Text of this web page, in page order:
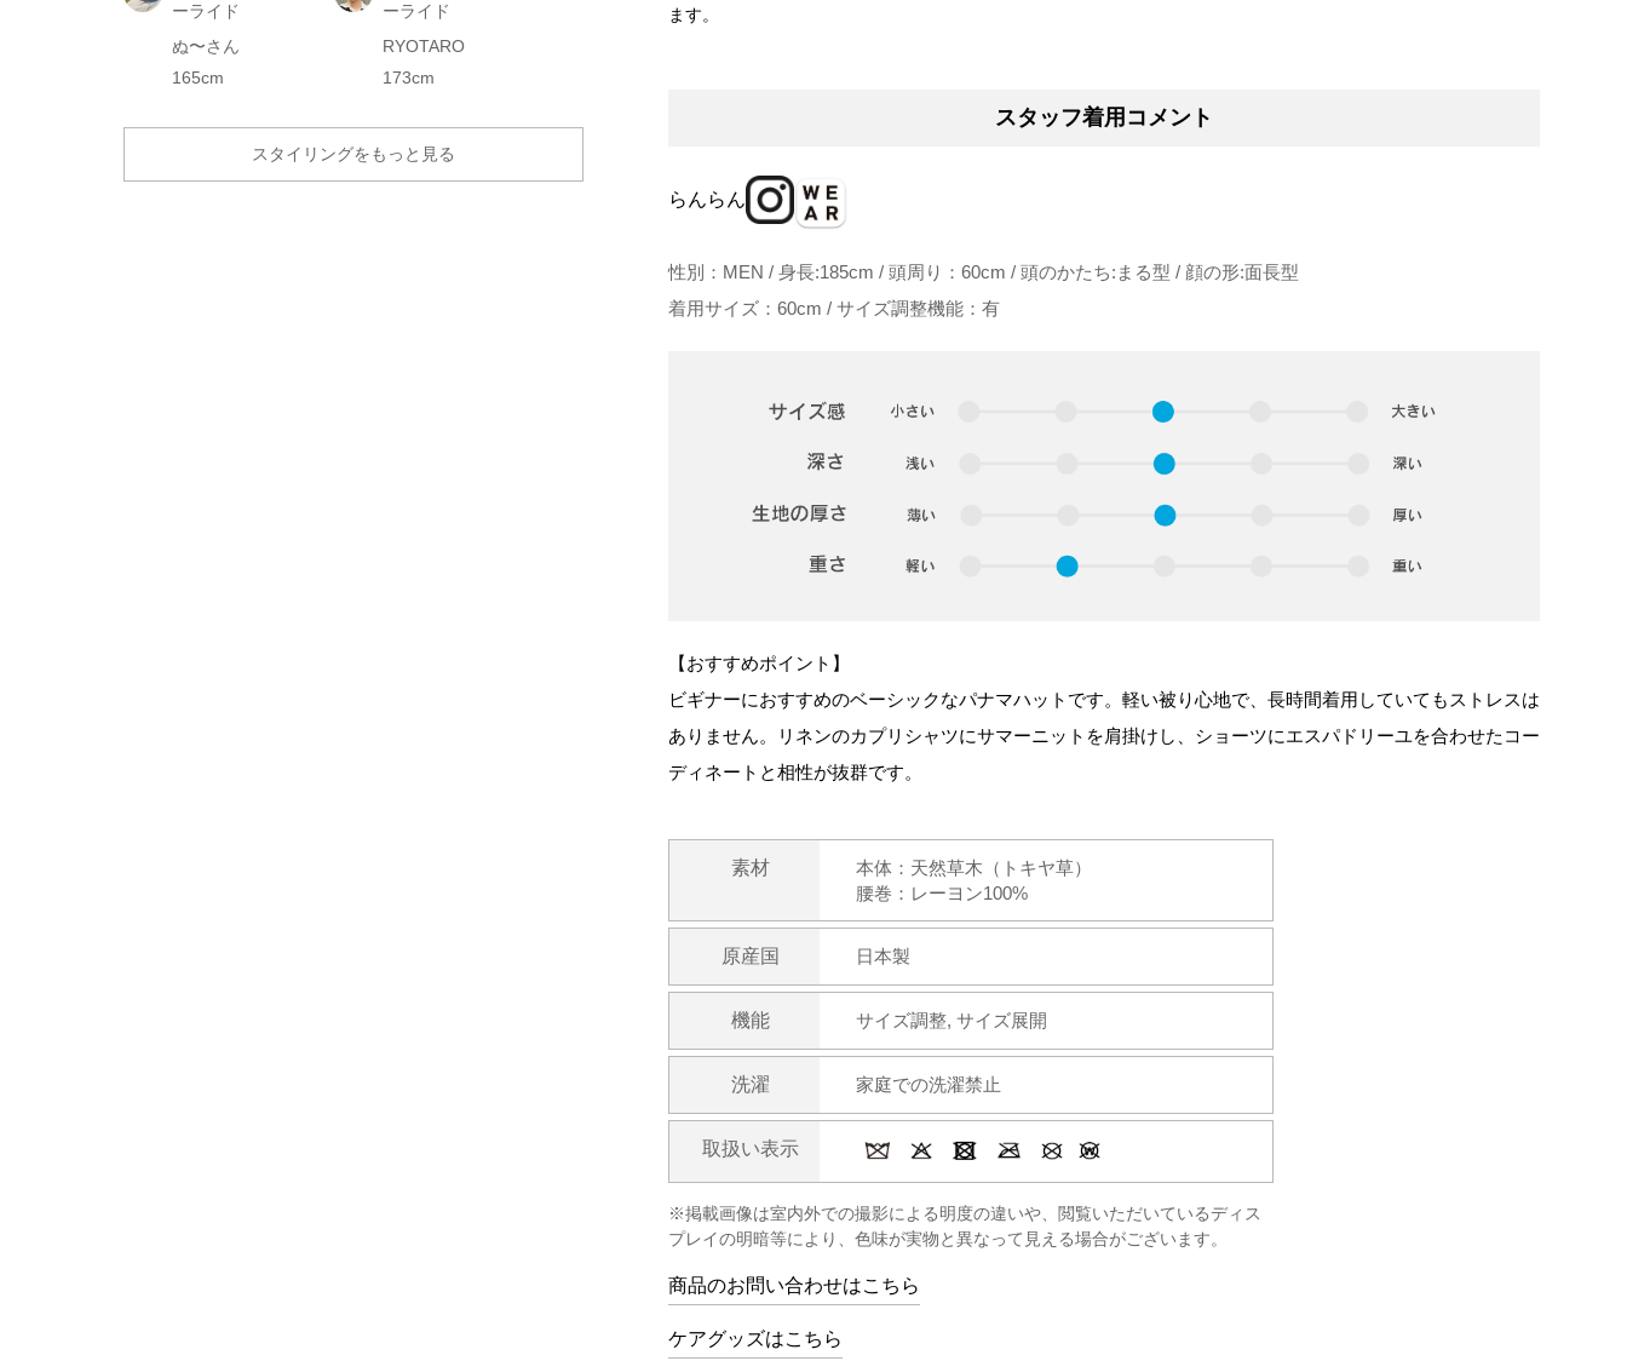
ーライド
ぬ〜さん
165cm
ーライド
RYOTARO
173cm
スタイリングをもっと見る
ます。
スタッフ着用コメント
らんらん
性別：MEN / 身長:185cm / 頭周り：60cm / 頭のかたち:まる型 / 顔の形:面長型
着用サイズ：60cm / サイズ調整機能：有
【おすすめポイント】
ビギナーにおすすめのベーシックなパナマハットです。軽い被り心地で、長時間着用していてもストレスは
ありません。リネンのカプリシャツにサマーニットを肩掛けし、ショーツにエスパドリーユを合わせたコー
ディネートと相性が抜群です。
素材
本体：天然草木（トキヤ草）
腰巻：レーヨン100%
原産国 日本製
機能 サイズ調整, サイズ展開
洗濯 家庭での洗濯禁止
取扱い表示
※掲載画像は室内外での撮影による明度の違いや、閲覧いただいているディス
プレイの明暗等により、色味が実物と異なって見える場合がございます。
商品のお問い合わせはこちら
ケアグッズはこちら